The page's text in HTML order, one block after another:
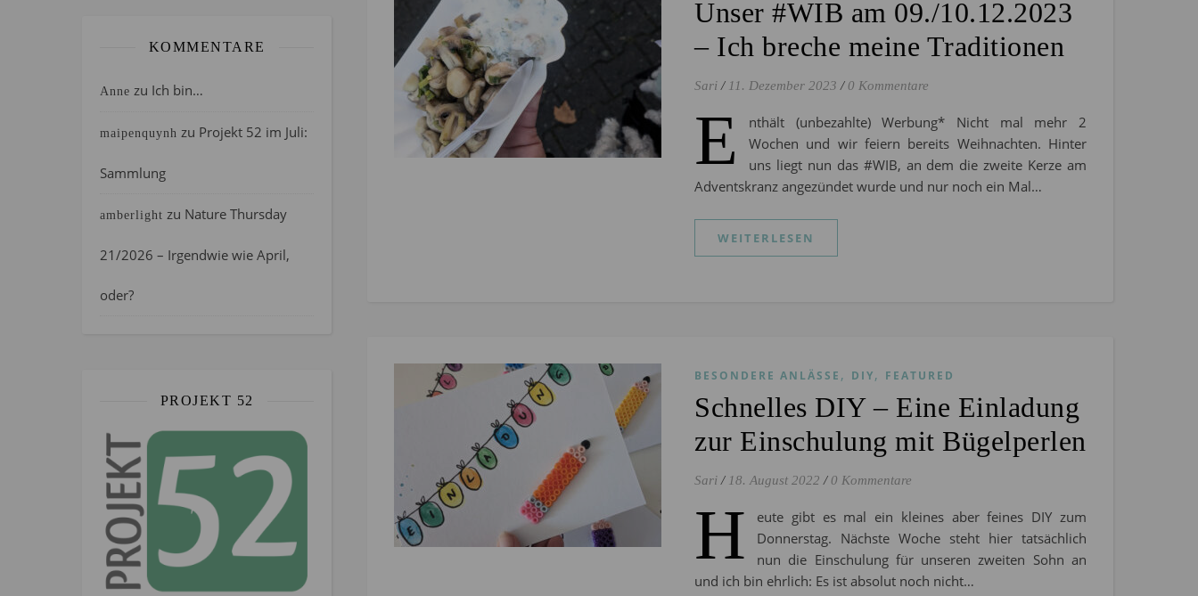
KOMMENTARE
Anne zu Ich bin…
maipenquynh zu Projekt 52 im Juli:
Sammlung
amberlight zu Nature Thursday
21/2026 – Irgendwie wie April,
oder?
PROJEKT 52
Unser #WIB am 09./10.12.2023
– Ich breche meine Traditionen
Sari / 11. Dezember 2023 / 0 Kommentare
E
nthält (unbezahlte) Werbung* Nicht mal mehr 2
Wochen und wir feiern bereits Weihnachten. Hinter
uns liegt nun das #WIB, an dem die zweite Kerze am
Adventskranz angezündet wurde und nur noch ein Mal…
WEITERLESEN
BESONDERE ANLÄSSE , DIY, FEATURED
Schnelles DIY – Eine Einladung
zur Einschulung mit Bügelperlen
Sari / 18. August 2022 / 0 Kommentare
H
eute gibt es mal ein kleines aber feines DIY zum
Donnerstag. Nächste Woche steht hier tatsächlich
nun die Einschulung für unseren zweiten Sohn an
und ich bin ehrlich: Es ist absolut noch nicht…